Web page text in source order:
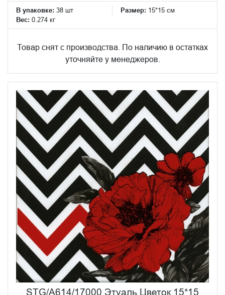
В упаковке: 38 шт Размер: 15*15 см
Вес: 0.274 кг
Товар снят с производства. По наличию в остатках
уточняйте у менеджеров.
STG/A614/17000 Этуаль Цветок 15*15